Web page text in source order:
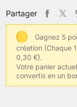
Partager
Gagnez 5
création (Chaque
0,30 €).
Votre panier
convertis en un